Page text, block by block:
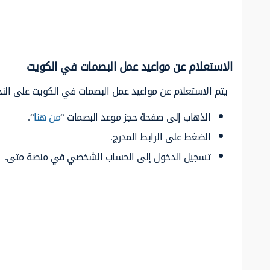
الاستعلام عن مواعيد عمل البصمات في الكويت
يتم الاستعلام عن مواعيد عمل البصمات في الكويت على
الذهاب إلى صفحة حجز موعد البصمات “من هنا“.
الضغط على الرابط المدرج.
تسجيل الدخول إلى الحساب الشخصي في منصة متى.